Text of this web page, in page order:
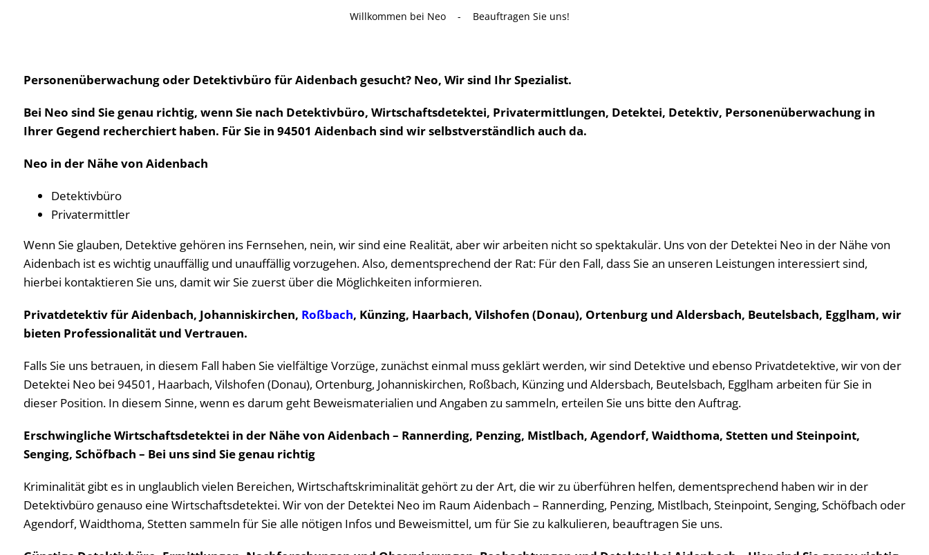
Willkommen bei Neo - Beauftragen Sie uns!
Personenüberwachung oder Detektivbüro für Aidenbach gesucht? Neo, Wir sind Ihr Spezialist.
Bei Neo sind Sie genau richtig, wenn Sie nach Detektivbüro, Wirtschaftsdetektei, Privatermittlungen, Detektei, Detektiv, Personenüberwachung in
Ihrer Gegend recherchiert haben. Für Sie in 94501 Aidenbach sind wir selbstverständlich auch da.
Neo in der Nähe von Aidenbach
Detektivbüro
Privatermittler
Wenn Sie glauben, Detektive gehören ins Fernsehen, nein, wir sind eine Realität, aber wir arbeiten nicht so spektakulär. Uns von der Detektei Neo in der Nähe von
Aidenbach ist es wichtig unauffällig und unauffällig vorzugehen. Also, dementsprechend der Rat: Für den Fall, dass Sie an unseren Leistungen interessiert sind,
hierbei kontaktieren Sie uns, damit wir Sie zuerst über die Möglichkeiten informieren.
Privatdetektiv für Aidenbach, Johanniskirchen, Roßbach, Künzing, Haarbach, Vilshofen (Donau), Ortenburg und Aldersbach, Beutelsbach, Egglham, wir
bieten Professionalität und Vertrauen.
Falls Sie uns betrauen, in diesem Fall haben Sie vielfältige Vorzüge, zunächst einmal muss geklärt werden, wir sind Detektive und ebenso Privatdetektive, wir von der
Detektei Neo bei 94501, Haarbach, Vilshofen (Donau), Ortenburg, Johanniskirchen, Roßbach, Künzing und Aldersbach, Beutelsbach, Egglham arbeiten für Sie in
dieser Position. In diesem Sinne, wenn es darum geht Beweismaterialien und Angaben zu sammeln, erteilen Sie uns bitte den Auftrag.
Erschwingliche Wirtschaftsdetektei in der Nähe von Aidenbach – Rannerding, Penzing, Mistlbach, Agendorf, Waidthoma, Stetten und Steinpoint,
Senging, Schöfbach – Bei uns sind Sie genau richtig
Kriminalität gibt es in unglaublich vielen Bereichen, Wirtschaftskriminalität gehört zu der Art, die wir zu überführen helfen, dementsprechend haben wir in der
Detektivbüro genauso eine Wirtschaftsdetektei. Wir von der Detektei Neo im Raum Aidenbach – Rannerding, Penzing, Mistlbach, Steinpoint, Senging, Schöfbach oder
Agendorf, Waidthoma, Stetten sammeln für Sie alle nötigen Infos und Beweismittel, um für Sie zu kalkulieren, beauftragen Sie uns.